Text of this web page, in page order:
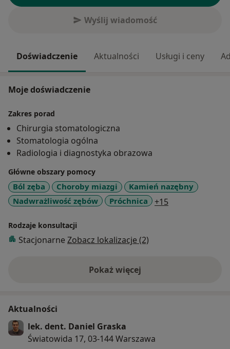
Wyślij wiadomość
Doświadczenie Aktualności Usługi i ceny
Moje doświadczenie
Zakres porad
Chirurgia stomatologiczna
Stomatologia ogólna
Radiologia i diagnostyka obrazowa
Główne obszary pomocy
Ból zęba Choroby miazgi
Kamień nazębny
Nadwrażliwość zębów
Próchnica +15
Rodzaje konsultacji
Stacjonarne Zobacz lokalizacje (2)
Pokaż więcejo doświadczeniu
Aktualności
lek. dent. Daniel Graska
Światowida 17, 03-144 Warszawa